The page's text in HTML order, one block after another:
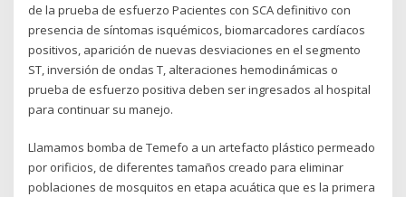
de la prueba de esfuerzo Pacientes con SCA definitivo con
presencia de síntomas isquémicos, biomarcadores cardíacos
positivos, aparición de nuevas desviaciones en el segmento
ST, inversión de ondas T, alteraciones hemodinámicas o
prueba de esfuerzo positiva deben ser ingresados al hospital
para continuar su manejo.
Llamamos bomba de Temefo a un artefacto plástico permeado
por orificios, de diferentes tamaños creado para eliminar
poblaciones de mosquitos en etapa acuática que es la primera